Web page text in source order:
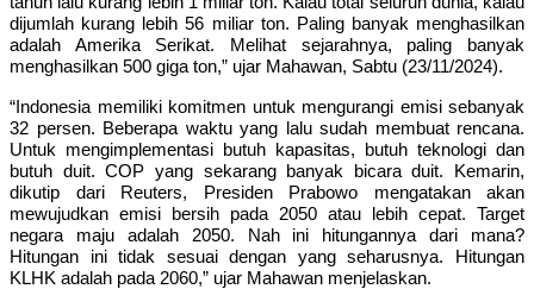
dijumlah kurang lebih 56 miliar ton. Paling banyak menghasilkan
adalah Amerika Serikat. Melihat sejarahnya, paling banyak
menghasilkan 500 giga ton,” ujar Mahawan, Sabtu (23/11/2024).
“Indonesia memiliki komitmen untuk mengurangi emisi sebanyak
32 persen. Beberapa waktu yang lalu sudah membuat rencana.
Untuk mengimplementasi butuh kapasitas, butuh teknologi dan
butuh duit. COP yang sekarang banyak bicara duit. Kemarin,
dikutip dari Reuters, Presiden Prabowo mengatakan akan
mewujudkan emisi bersih pada 2050 atau lebih cepat. Target
negara maju adalah 2050. Nah ini hitungannya dari mana?
Hitungan ini tidak sesuai dengan yang seharusnya. Hitungan
KLHK adalah pada 2060,” ujar Mahawan menjelaskan.